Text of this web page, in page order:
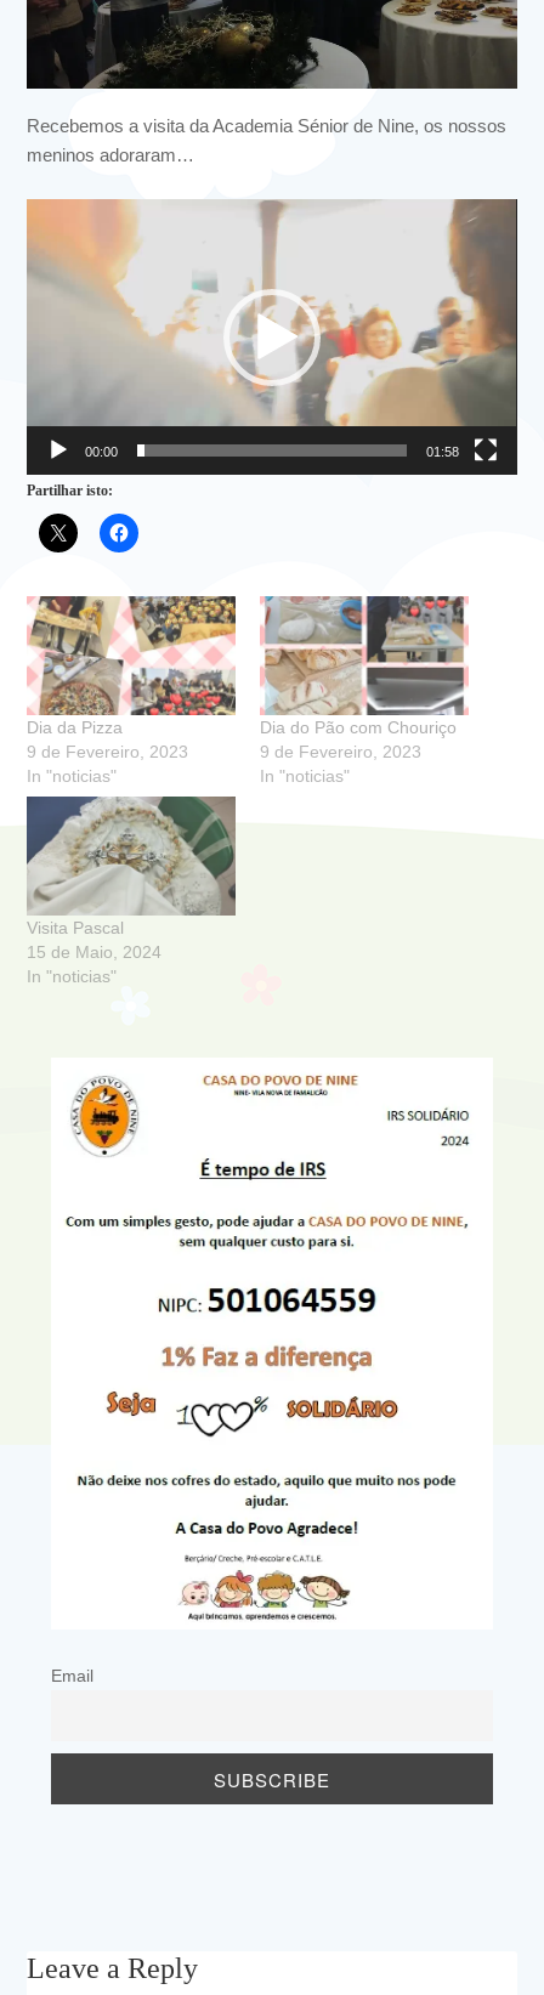
Recebemos a visita da Academia Sénior de Nine, os nossos
meninos adoraram…
00:00 01:58
Partilhar isto:
Dia da Pizza
9 de Fevereiro, 2023
In "noticias"
Dia do Pão com Chouriço
9 de Fevereiro, 2023
In "noticias"
Visita Pascal
15 de Maio, 2024
In "noticias"
Email
Leave a Reply